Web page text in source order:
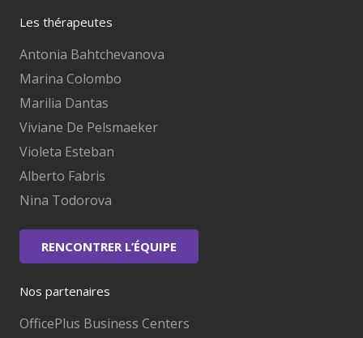
Les thérapeutes
Antonia Bahtchevanova
Marina Colombo
Marilia Dantas
Viviane De Pelsmaeker
Violeta Esteban
Alberto Fabris
Nina Todorova
RENCONTRER L’ÉQUIPE
Nos partenaires
OfficePlus Business Centers